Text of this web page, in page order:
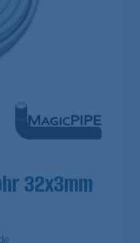
32x3mm